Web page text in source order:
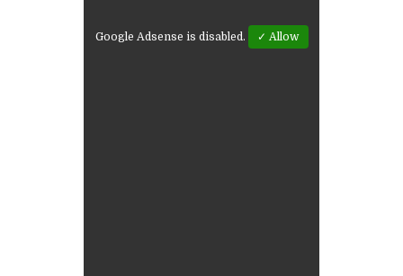
Google Adsense is disabled. ✓ Allow